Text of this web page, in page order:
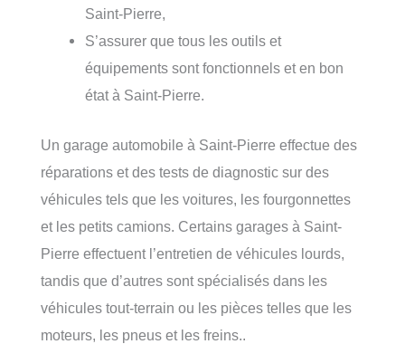
Saint-Pierre,
S’assurer que tous les outils et
équipements sont fonctionnels et en bon
état à Saint-Pierre.
Un garage automobile à Saint-Pierre effectue des
réparations et des tests de diagnostic sur des
véhicules tels que les voitures, les fourgonnettes
et les petits camions. Certains garages à Saint-
Pierre effectuent l’entretien de véhicules lourds,
tandis que d’autres sont spécialisés dans les
véhicules tout-terrain ou les pièces telles que les
moteurs, les pneus et les freins..